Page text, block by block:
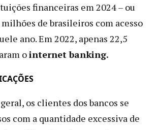
financeiras em 2024 – ou
milhões de brasileiros com acesso
ano. Em 2022, apenas 22,5
ointernet banking.
os clientes dos bancos se
com a quantidade excessiva de